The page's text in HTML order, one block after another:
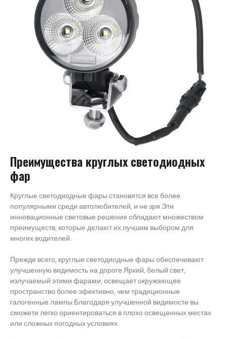
Преимущества круглых светодиодных
фар
Круглые светодиодные фары становятся все более
популярными среди автолюбителей, и не зря.Эти
инновационные световые решения обладают множеством
преимуществ, которые делают их лучшим выбором для
многих водителей.
Прежде всего, круглые светодиодные фары обеспечивают
улучшенную видимость на дороге.Яркий, белый свет,
излучаемый этими фарами, освещает окружающее
пространство более эфективно, чем традиционные
галогенные лампы.Благодаря улучшенной видимости вы
сможете легко ориентироваться в плохо освещенных местах
или сложных погодных условиях.